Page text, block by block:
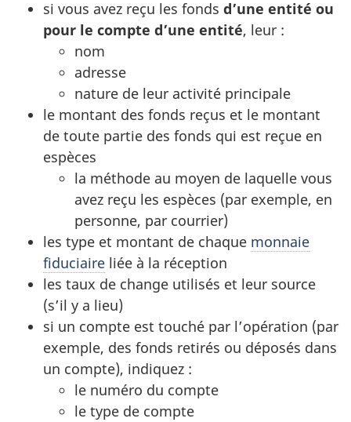
si vous avez reçu les fonds d’une entité ou
pour le compte d’une entité, leur :
nom
adresse
nature de leur activité principale
le montant des fonds reçus et le montant
de toute partie des fonds qui est reçue en
espèces
la méthode au moyen de laquelle vous
avez reçu les espèces (par exemple, en
personne, par courrier)
les type et montant de chaque monnaie
fiduciaire liée à la réception
les taux de change utilisés et leur source
(s’il y a lieu)
si un compte est touché par l’opération (par
exemple, des fonds retirés ou déposés dans
un compte), indiquez :
le numéro du compte
le type de compte